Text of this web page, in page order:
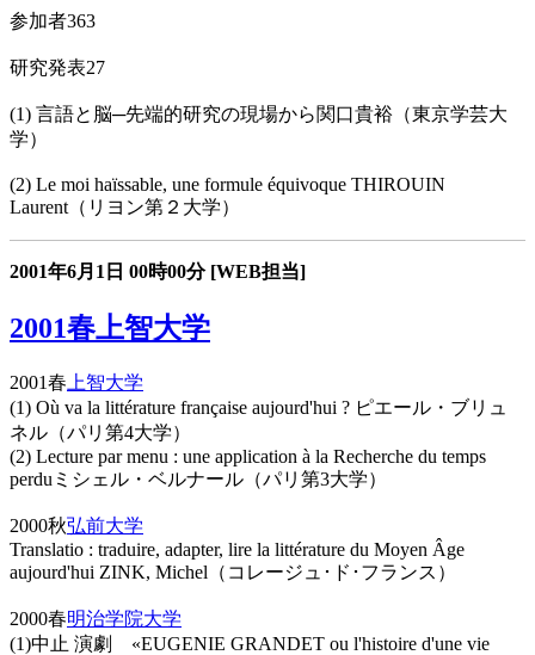
参加者363
研究発表27
(1) 言語と脳─先端的研究の現場から関口貴裕（東京学芸大
学）
(2) Le moi haïssable, une formule équivoque THIROUIN
Laurent（リヨン第２大学）
2001年6月1日 00時00分 [WEB担当]
2001春上智大学
2001春 上智大学
(1) Où va la littérature française aujourd'hui ? ピエール・ブリュ
ネル（パリ第4大学）
(2) Lecture par menu : une application à la Recherche du temps
perduミシェル・ベルナール（パリ第3大学）
2000秋弘前大学
Translatio : traduire, adapter, lire la littérature du Moyen Âge
aujourd'hui ZINK, Michel（コレージュ･ド･フランス）
2000春明治学院大学
(1)中止 演劇 «EUGENIE GRANDET ou l'histoire d'une vie